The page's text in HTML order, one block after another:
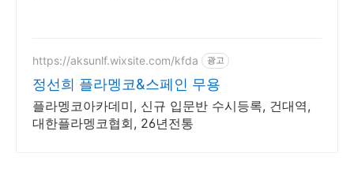
https://aksunlf.wixsite.com/kfda 광고
정선희 플라멩코&스페인 무용
플라멩코아카데미, 신규 입문반 수시등록, 건대역,
대한플라멩코협회, 26년전통